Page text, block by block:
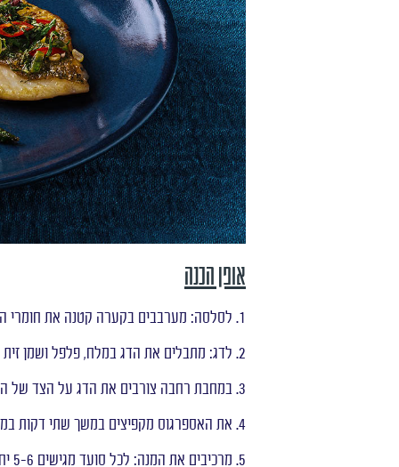
אופן הכנה
1. לסלסה: מערבבים בקערה קטנה את חומרי הסלסה ומתבלים במלח ופלפל
2. לדג: מתבלים את הדג במלח, פלפל ושמן זית משני צידיו
3. במחבת רחבה צורבים את הדג על הצד של העור במשך 3-4 דקות, הופכים ומכבים את הלהבה
4. את האספרגוס מקפיצים במשך שתי דקות במחבת נפרדת או באותה מחבת של הדגים אם רחבה דיו
5. מרכיבים את המנה: לכל סועד מגישים 5-6 יח' אספרגוס, פילה דג ליד וסלסת עשבי תיבול מעל